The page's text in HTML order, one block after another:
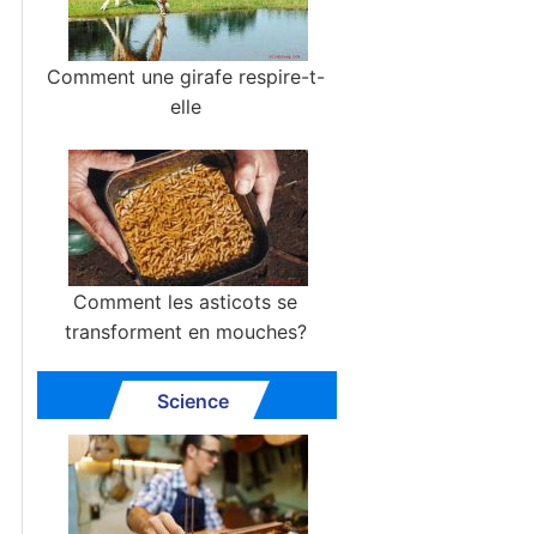
Comment une girafe respire-t-
elle
Comment les asticots se
transforment en mouches?
Science